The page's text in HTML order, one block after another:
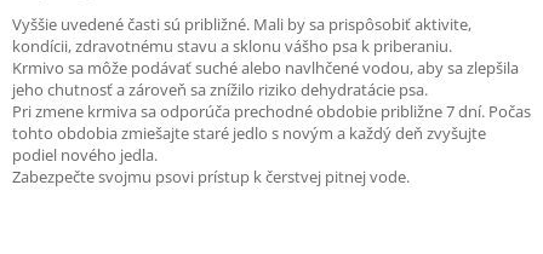
Vyššie uvedené časti sú približné. Mali by sa prispôsobiť aktivite,
kondícii, zdravotnému stavu a sklonu vášho psa k priberaniu.
Krmivo sa môže podávať suché alebo navlhčené vodou, aby sa zlepšila
jeho chutnosť a zároveň sa znížilo riziko dehydratácie psa.
Pri zmene krmiva sa odporúča prechodné obdobie približne 7 dní. Počas
tohto obdobia zmiešajte staré jedlo s novým a každý deň zvyšujte
podiel nového jedla.
Zabezpečte svojmu psovi prístup k čerstvej pitnej vode.